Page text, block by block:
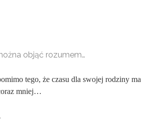
objąć rozumem…
tego, że czasu dla swojej rodziny ma
mniej…